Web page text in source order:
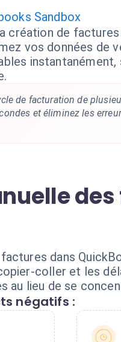
Sandbox
création de factures
vos données de
instantanément,
de facturation de
et éliminez les
dans
coller et les
au lieu de se
négatifs :